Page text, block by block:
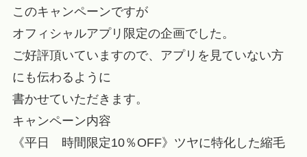
このキャンペーンですが
オフィシャルアプリ限定の企画でした。
ご好評頂いていますので、アプリを見ていない方
にも伝わるように
書かせていただきます。
キャンペーン内容
《平日 時間限定10％OFF》ツヤに特化した縮毛